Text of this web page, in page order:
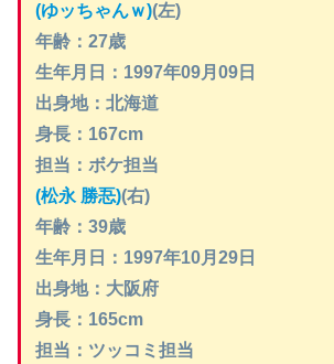
(ゆッちゃんｗ)(左)
年齢：27歳
生年月日：1997年09月09日
出身地：北海道
身長：167cm
担当：ボケ担当
(松永 勝忢)(右)
年齢：39歳
生年月日：1997年10月29日
出身地：大阪府
身長：165cm
担当：ツッコミ担当